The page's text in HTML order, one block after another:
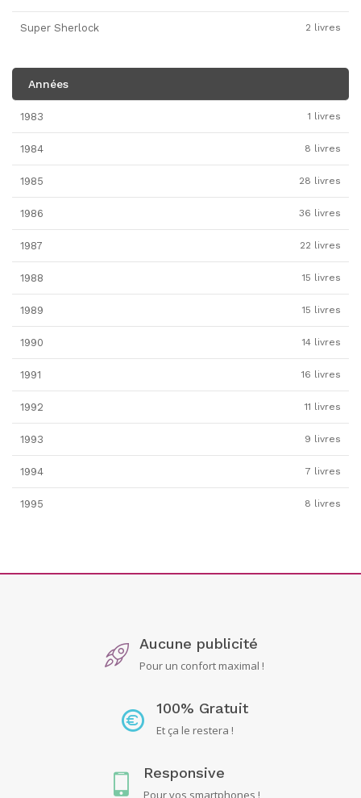
Super Sherlock 2 livres
Années
1983 1 livres
1984 8 livres
1985 28 livres
1986 36 livres
1987 22 livres
1988 15 livres
1989 15 livres
1990 14 livres
1991 16 livres
1992 11 livres
1993 9 livres
1994 7 livres
1995 8 livres
Aucune publicité
Pour un confort maximal !
100% Gratuit
Et ça le restera !
Responsive